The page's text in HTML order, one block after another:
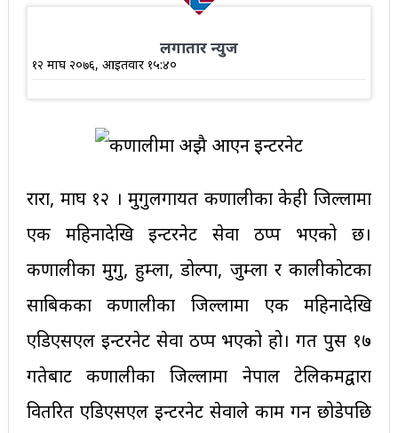
लगातार न्युज
१२ माघ २०७६, आईतवार १५:४०
रारा, माघ १२ । मुगुलगायत कर्णालीका केही जिल्लामा
एक महिनादेखि इन्टरनेट सेवा ठप्प भएको छ।
कर्णालीका मुगु, हुम्ला, डोल्पा, जुम्ला र कालीकोटका
साबिकका कर्णालीका जिल्लामा एक महिनादेखि
एडिएसएल इन्टरनेट सेवा ठप्प भएको हो। गत पुस १७
गतेबाट कर्णालीका जिल्लामा नेपाल टेलिकमद्वारा
वितरित एडिएसएल इन्टरनेट सेवाले काम गर्न छोडेपछि